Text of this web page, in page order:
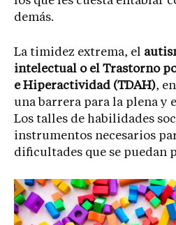
demás.
La timidez extrema, el
intelectual o el Trastorno
e Hiperactividad (TDAH),
una barrera para la plena y
Los talles de habilidades
instrumentos necesarios
dificultades que se puedan